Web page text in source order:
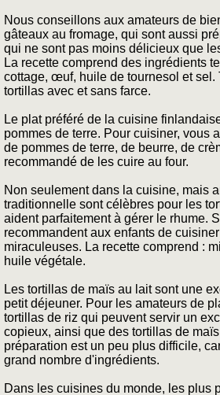
Nous conseillons aux amateurs de
gâteaux au fromage, qui sont aussi
qui ne sont pas moins délicieux que
La recette comprend des ingrédients
cottage, œuf, huile de tournesol et sel.
tortillas avec et sans farce.
Le plat préféré de la cuisine
pommes de terre. Pour cuisiner, vous
de pommes de terre, de beurre, de
recommandé de les cuire au four.
Non seulement dans la cuisine, mais
traditionnelle sont célèbres pour les
aident parfaitement à gérer le rhume.
recommandent aux enfants de
miraculeuses. La recette comprend :
huile végétale.
Les tortillas de maïs au lait sont une
petit déjeuner. Pour les amateurs de
tortillas de riz qui peuvent servir un
copieux, ainsi que des tortillas de
préparation est un peu plus difficile,
grand nombre d'ingrédients.
Dans les cuisines du monde, les plus